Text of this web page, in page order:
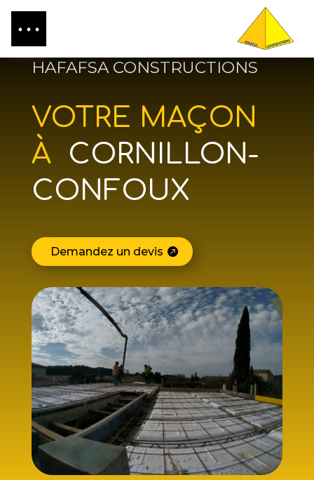
HAFAFSA CONSTRUCTIONS
VOTRE MAÇON
À CORNILLON-
CONFOUX
Demandez un devis